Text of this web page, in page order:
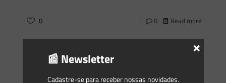
0 0 Read more
Saes Advogadoson
05/11/2015
do licenciamento
📰 Newsletter
Cadastre-se para receber nossas novidades.
×